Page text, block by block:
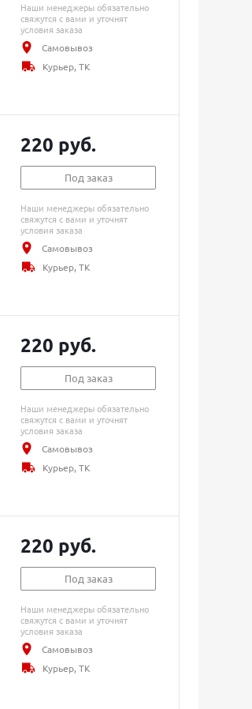
Наши менеджеры обязательно
свяжутся с вами и уточнят
условия заказа
Самовывоз
Курьер, ТК
220 руб.
Под заказ
Наши менеджеры обязательно
свяжутся с вами и уточнят
условия заказа
Самовывоз
Курьер, ТК
220 руб.
Под заказ
Наши менеджеры обязательно
свяжутся с вами и уточнят
условия заказа
Самовывоз
Курьер, ТК
220 руб.
Под заказ
Наши менеджеры обязательно
свяжутся с вами и уточнят
условия заказа
Самовывоз
Курьер, ТК